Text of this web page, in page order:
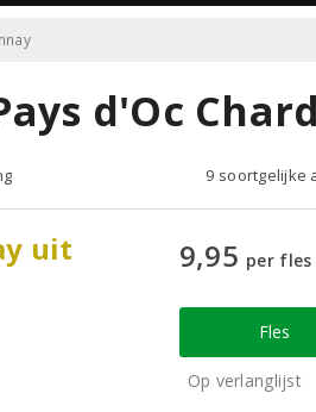
d'Oc
9 soortgelijke
uit 9,95 per fles
Fles
Op verlanglijst